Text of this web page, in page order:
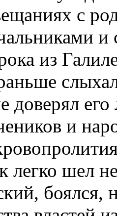
с
из
доверял
и
легко шел
боялся,